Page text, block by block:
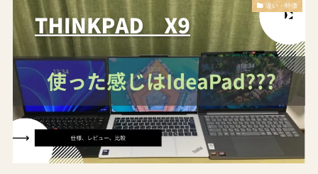
違い・特徴